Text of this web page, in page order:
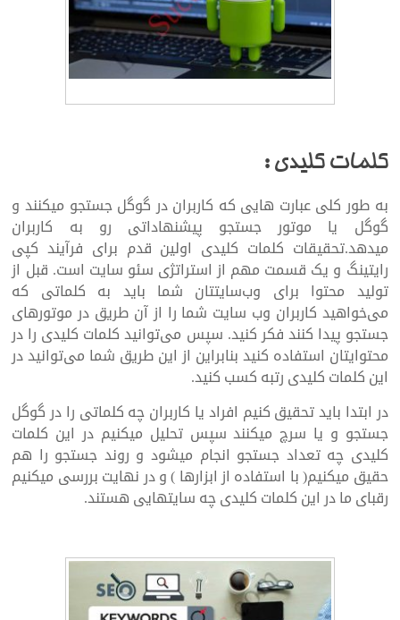
کلمات کلیدی :
به طور کلی عبارت هایی که کاربران در گوگل جستجو میکنند و
گوگل یا موتور جستجو پیشنهاداتی رو به کاربران
میدهد.تحقیقات کلمات کلیدی اولین قدم برای فرآیند کپی
رایتینگ و یک قسمت مهم از استراتژی سئو سایت است. قبل از
تولید محتوا برای وب‌سایتتان شما باید به کلماتی که
می‌خواهید کاربران وب سایت شما را از آن طریق در موتورهای
جستجو پیدا کنند فکر کنید. سپس می‌توانید کلمات کلیدی را در
محتوایتان استفاده کنید بنابراین از این طریق شما می­‌توانید در
این کلمات کلیدی رتبه کسب کنید.
در ابتدا باید تحقیق کنیم افراد یا کاربران چه کلماتی را در گوگل
جستجو و یا سرچ میکنند سپس تحلیل میکنیم در این کلمات
کلیدی چه تعداد جستجو انجام میشود و روند جستجو را هم
حقیق میکنیم( با استفاده از ابزارها ) و در نهایت بررسی میکنیم
رقبای ما در این کلمات کلیدی چه سایتهایی هستند.